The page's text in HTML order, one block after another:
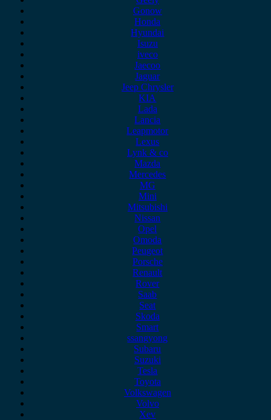
Gonow
Honda
Hyundai
Isuzu
iveco
Jaecoo
Jaguar
Jeep Chrysler
KIA
Lada
Lancia
Leapmotor
Lexus
Lynk & co
Mazda
Mercedes
MG
Mini
Mitsubishi
Nissan
Opel
Omoda
Peugeot
Porsche
Renault
Rover
Saab
Seat
Skoda
Smart
ssangyong
Subaru
Suzuki
Tesla
Toyota
Volkswagen
Volvo
Xev